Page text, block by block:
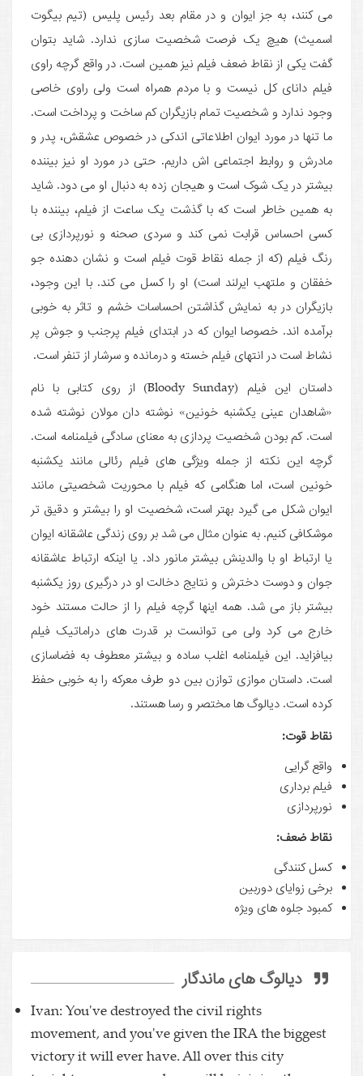
می کنند، به جز ایوان و در مقام بعد رئیس پلیس (تیم بیگوت
اسمیث) هیچ یک فرصت شخصیت سازی ندارد. شاید بتوان
گفت یکی از نقاط ضعف فیلم نیز همین است. در واقع گرچه راوی
فیلم دانای کل نیست و با مردم همراه است ولی راوی خاصی
وجود ندارد و شخصیت تمام بازیگران کم ساخت و پرداخت است.
ما تنها در مورد ایوان اطلاعاتی اندکی در خصوص عشقش، پدر و
مادرش و روابط اجتماعی اش داریم. حتی در مورد او نیز بیننده
بیشتر در یک شوک است و هیجان زده به دنبال او می دود. شاید
به همین خاطر است که با گذشت یک ساعت از فیلم، بیننده با
کسی احساس قرابت نمی کند و سردی صحنه و نورپردازی بی
رنگ فیلم (که از جمله نقاط قوت فیلم است و نشان دهنده جو
خفقان و ملتهب ایرلند است) او را کسل می کند. با این وجود،
بازیگران در به نمایش گذاشتن احساسات خشم و تاثر به خوبی
برآمده اند. خصوصا ایوان که در ابتدای فیلم پرجنب و جوش پر
نشاط است در انتهای فیلم خسته و درمانده و سرشار از تنفر است.
داستان این فیلم (Bloody Sunday) از روی کتابی با نام
«شاهدان عینی یکشنبه خونین» نوشته دان مولان نوشته شده
است. کم بودن شخصیت پردازی به معنای سادگی فیلمنامه است.
گرچه این نکته از جمله ویژگی های فیلم رئالی مانند یکشنبه
خونین است، اما هنگامی که فیلم با محوریت شخصیتی مانند
ایوان شکل می گیرد بهتر است، شخصیت او را بیشتر و دقیق تر
موشکافی کنیم. به عنوان مثال می شد بر روی زندگی عاشقانه ایوان
یا ارتباط او با والدینش بیشتر مانور داد. یا اینکه ارتباط عاشقانه
جوان و دوست دخترش و نتایج دخالت او در درگیری روز یکشنبه
بیشتر باز می شد. همه اینها گرچه فیلم را از حالت مستند خود
خارج می کرد ولی می توانست بر قدرت­ های دراماتیک فیلم
بیافزاید. این فیلمنامه اغلب ساده و بیشتر معطوف به فضاسازی
است. داستان موازی توازن بین دو طرف معرکه را به خوبی حفظ
کرده است. دیالوگ ها مختصر و رسا هستند.
نقاط قوت:
واقع گرایی
فیلم برداری
نورپردازی
نقاط ضعف:
کسل کنندگی
برخی زوایای دوربین
کمبود جلوه های ویژه
دیالوگ های ماندگار
Ivan: You've destroyed the civil rights
movement, and you've given the IRA the biggest
victory it will ever have. All over this city